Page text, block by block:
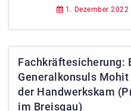
1. Dezember 2022
Fachkräftesicherung:
Generalkonsuls
der Handwerkskam
im Breisgau)